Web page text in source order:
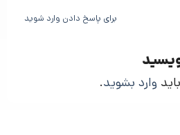
برای پاسخ دادن وارد شوید
وارد بشوید.